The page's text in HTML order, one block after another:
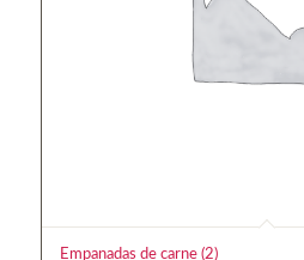
Empanadas de carne (2)